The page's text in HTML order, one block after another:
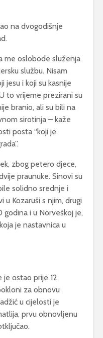
na dvogodišnje
me oslobode služenja
službu. Nisam
jesu i koji su kasnije
to vrijeme prezirani su
branio, ali su bili na
sirotinja – kaže
posta “koji je
zbog petero djece,
praunuke. Sinovi su
solidno srednje i
u Kozaruši s njim, drugi
godina i u Norveškoj je,
je nastavnica u
je ostao prije 12
za obnovu
u cijelosti je
prvu obnovljenu